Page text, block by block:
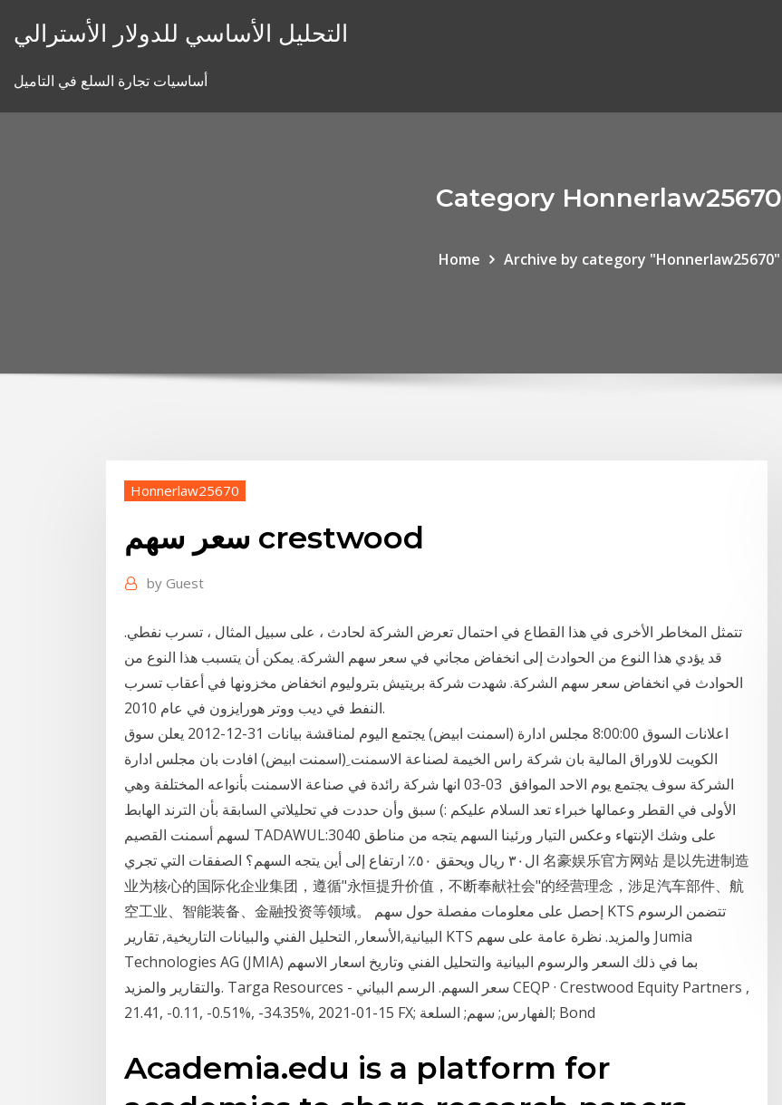
التحليل الأساسي للدولار الأسترالي
أساسيات تجارة السلع في التاميل
Category Honnerlaw25670
Home Archive by category "Honnerlaw25670"
Honnerlaw25670
سعر سهم crestwood
by Guest
تتمثل المخاطر الأخرى في هذا القطاع في احتمال تعرض الشركة لحادث ، على سبيل المثال ، تسرب نفطي.
قد يؤدي هذا النوع من الحوادث إلى انخفاض مجاني في سعر سهم الشركة. يمكن أن يتسبب هذا النوع من
الحوادث في انخفاض سعر سهم الشركة. شهدت شركة بريتيش بتروليوم انخفاض مخزونها في أعقاب تسرب
النفط في ديب ووتر هورايزون في عام 2010.
اعلانات السوق 8:00:00 مجلس ادارة (اسمنت ابيض) يجتمع اليوم لمناقشة بيانات 31-12-2012 يعلن سوق
الكويت للاوراق المالية بان شركة راس الخيمة لصناعة الاسمنت ِ(اسمنت ابيض) افادت بان مجلس ادارة
الشركة سوف يجتمع يوم الاحد الموافق ‏ 03-03 انها شركة رائدة في صناعة الاسمنت بأنواعه المختلفة وهي
اﻷولى في القطر وعمالها خبراء تعد السلام عليكم :) سبق وأن حددت في تحليلاتي السابقة بأن الترند الهابط
لسهم أسمنت القصيم TADAWUL:3040 على وشك الإنتهاء وعكس التيار ورئينا السهم يتجه من مناطق
ال٣٠ ريال ويحقق ٥٠٪ ارتفاع إلى أين يتجه السهم؟ الصفقات التي تجري 名豪娱乐官方网站 是以先进制造
业为核心的国际化企业集团，遵循"永恒提升价值，不断奉献社会"的经营理念，涉足汽车部件、航
空工业、智能装备、金融投资等领域。 إحصل على معلومات مفصلة حول سهم KTS تتضمن الرسوم
البيانية,الأسعار, التحليل الفني والبيانات التاريخية, تقارير KTS والمزيد. نظرة عامة على سهم Jumia
Technologies AG (JMIA) بما في ذلك السعر والرسوم البيانية والتحليل الفني وتاريخ اسعار الاسهم
والتقارير والمزيد. Targa Resources - سعر السهم. الرسم البياني CEQP · Crestwood Equity Partners ,
21.41, -0.11, -0.51%, -34.35%, 2021-01-15 FX; الفهارس; سهم; السلعة; Bond
Academia.edu is a platform for